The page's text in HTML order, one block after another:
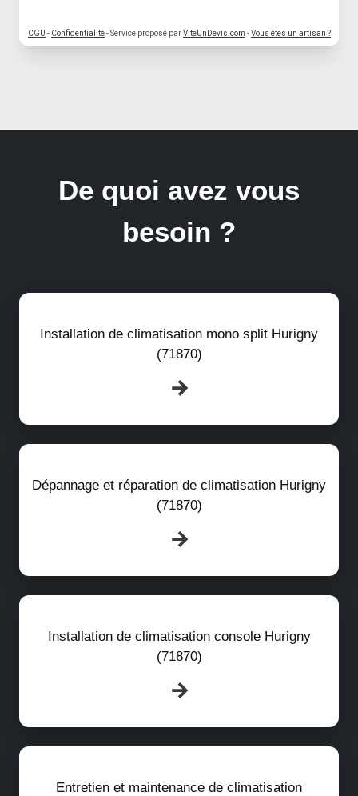
CGU - Confidentialité- Service proposé parViteUnDevis.com -Vous êtes un artisan ?
De quoi avez vous
besoin ?
Installation de climatisation mono split Hurigny
(71870)
Dépannage et réparation de climatisation Hurigny
(71870)
Installation de climatisation console Hurigny
(71870)
Entretien et maintenance de climatisation